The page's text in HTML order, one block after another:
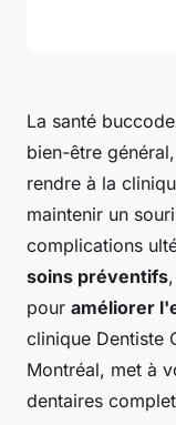
La santé
bien-être
rendre à la
maintenir un
complications
soins préventifs
pour améliorer
clinique Dentiste
Montréal, met à
dentaires